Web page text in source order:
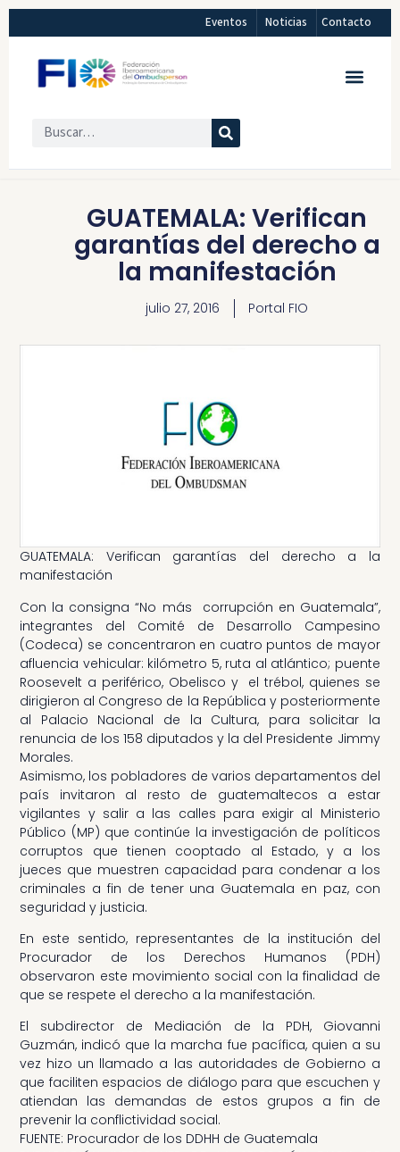
Eventos Noticias Contacto
GUATEMALA: Verifican
garantías del derecho a
la manifestación
julio 27, 2016 Portal FIO
GUATEMALA: Verifican garantías del derecho a la
manifestación
Con la consigna “No más corrupción en Guatemala”,
integrantes del Comité de Desarrollo Campesino
(Codeca) se concentraron en cuatro puntos de mayor
afluencia vehicular: kilómetro 5, ruta al atlántico; puente
Roosevelt a periférico, Obelisco y el trébol, quienes se
dirigieron al Congreso de la República y posteriormente
al Palacio Nacional de la Cultura, para solicitar la
renuncia de los 158 diputados y la del Presidente Jimmy
Morales.
Asimismo, los pobladores de varios departamentos del
país invitaron al resto de guatemaltecos a estar
vigilantes y salir a las calles para exigir al Ministerio
Público (MP) que continúe la investigación de políticos
corruptos que tienen cooptado al Estado, y a los
jueces que muestren capacidad para condenar a los
criminales a fin de tener una Guatemala en paz, con
seguridad y justicia.
En este sentido, representantes de la institución del
Procurador de los Derechos Humanos (PDH)
observaron este movimiento social con la finalidad de
que se respete el derecho a la manifestación.
El subdirector de Mediación de la PDH, Giovanni
Guzmán, indicó que la marcha fue pacífica, quien a su
vez hizo un llamado a las autoridades de Gobierno a
que faciliten espacios de diálogo para que escuchen y
atiendan las demandas de estos grupos a fin de
prevenir la conflictividad social.
FUENTE: Procurador de los DDHH de Guatemala